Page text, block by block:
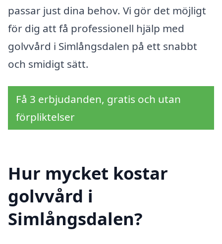
passar just dina behov. Vi gör det möjligt
för dig att få professionell hjälp med
golvvård i Simlångsdalen på ett snabbt
och smidigt sätt.
Få 3 erbjudanden, gratis och utan
förpliktelser
Hur mycket kostar
golvvård i
Simlångsdalen?